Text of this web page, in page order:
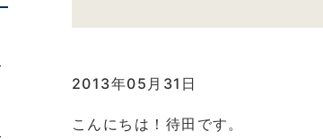
2013年05月31日
こんにちは！待田です。